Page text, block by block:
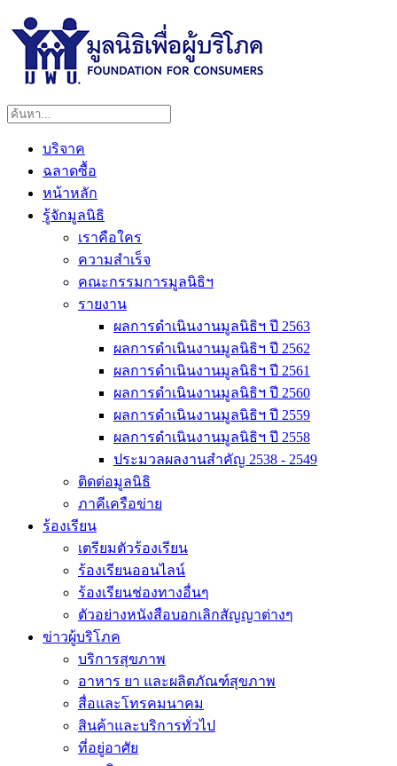
บริจาค
ฉลาดซื้อ
หน้าหลัก
รู้จักมูลนิธิ
เราคือใคร
ความสำเร็จ
คณะกรรมการมูลนิธิฯ
รายงาน
ผลการดำเนินงานมูลนิธิฯ ปี 2563
ผลการดำเนินงานมูลนิธิฯ ปี 2562
ผลการดำเนินงานมูลนิธิฯ ปี 2561
ผลการดำเนินงานมูลนิธิฯ ปี 2560
ผลการดำเนินงานมูลนิธิฯ ปี 2559
ผลการดำเนินงานมูลนิธิฯ ปี 2558
ประมวลผลงานสำคัญ 2538 - 2549
ติดต่อมูลนิธิ
ภาคีเครือข่าย
ร้องเรียน
เตรียมตัวร้องเรียน
ร้องเรียนออนไลน์
ร้องเรียนช่องทางอื่นๆ
ตัวอย่างหนังสือบอกเลิกสัญญาต่างๆ
ข่าวผู้บริโภค
บริการสุขภาพ
อาหาร ยา และผลิตภัณฑ์สุขภาพ
สื่อและโทรคมนาคม
สินค้าและบริการทั่วไป
ที่อยู่อาศัย